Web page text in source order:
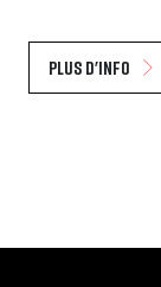
Plus d'info